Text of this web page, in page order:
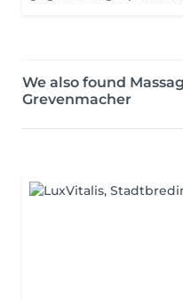
We also found
Grevenmacher